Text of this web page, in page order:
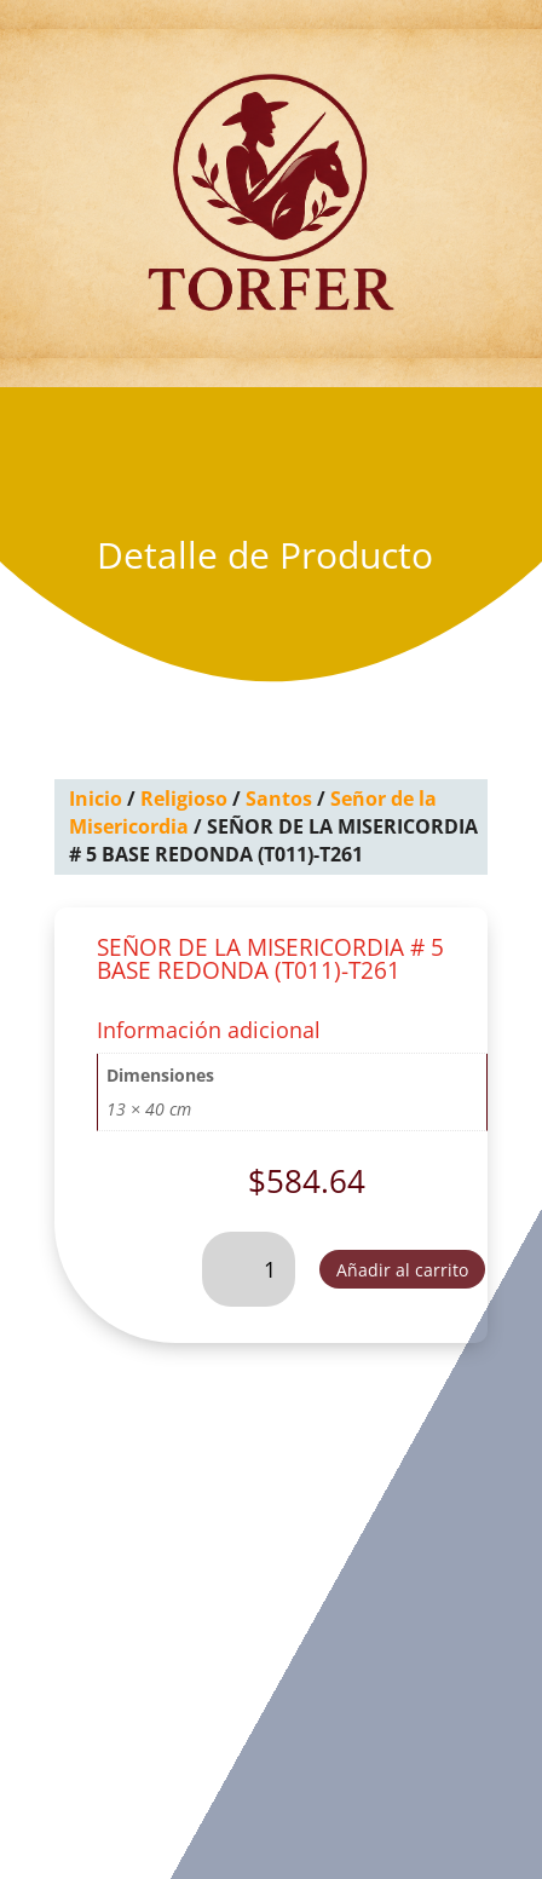
Articulos para
Regalo Torfer.
Detalle de Producto
Inicio/ Religioso/Santos/Señor de la
Misericordia / SEÑOR DE LA MISERICORDIA
# 5 BASE REDONDA (T011)-T261
SEÑOR DE LA MISERICORDIA # 5
BASE REDONDA (T011)-T261
Información adicional
Dimensiones
13 × 40 cm
$584.64
SEÑOR
LA
#
Añadir al carrito